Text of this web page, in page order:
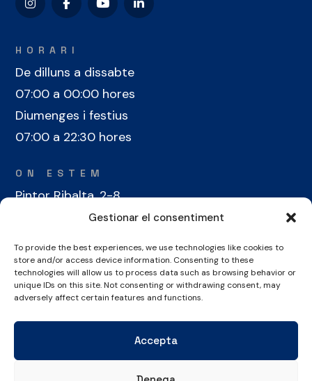
Gestionar el consentiment
To provide the best experiences, we use technologies like cookies to
store and/or access device information. Consenting to these
technologies will allow us to process data such as browsing behavior or
unique IDs on this site. Not consenting or withdrawing consent, may
adversely affect certain features and functions.
Accepta
HORARI
De dilluns a dissabte
07:00 a 00:00 hores
Diumenges i festius
07:00 a 22:30 hores
ON ESTEM
Pintor Ribalta, 2-8
08028 Barcelona
CONTACTE
+34 934 486 350
cel@laieta.cat